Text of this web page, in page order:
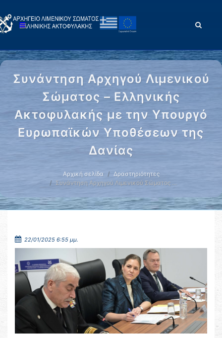
Συνάντηση Αρχηγού Λιμενικού
Σώματος – Ελληνικής
Ακτοφυλακής με την Υπουργό
Ευρωπαϊκών Υποθέσεων της
Δανίας
Αρχική σελίδα
Δραστηριότητες
Συνάντηση Αρχηγού Λιμενικού Σώματος …
22/01/2025 6:55 μμ.